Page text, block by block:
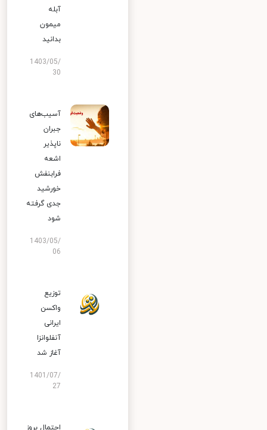
آبله
میمون
بدانید
1403/05/
30
آسیب‌های
جبران
ناپذیر
اشعه
فرابنفش
خورشید
جدی گرفته
شود
1403/05/
06
توزیع
واکسن
ایرانی
آنفلوانزا
آغاز شد
1401/07/
27
احتمال بروز